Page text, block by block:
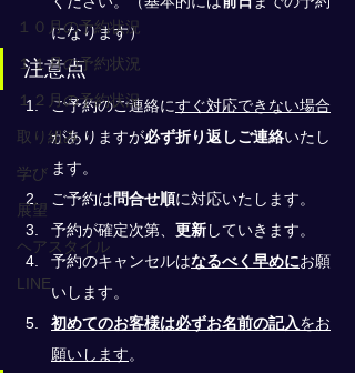
１０月の予約状況
１１月の予約状況
１２月の予約状況
取り組み
学び
展望
ヘアスタイル
LINE
になります）
注意点
ご予約のご連絡にすぐ対応できない場合
がありますが必ず折り返しご連絡いたし
ます。
ご予約は問合せ順に対応いたします。
予約が確定次第、 更新していきます。
予約のキャンセルはなるべく早めにお願
いします。
初めてのお客様は必ずお名前の記入をお
願いします。